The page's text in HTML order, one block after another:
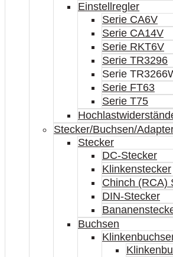
Einstellregler
Serie CA6V
Serie CA14V
Serie RKT6V
Serie TR3296
Serie
Serie FT63
Serie T75
Stecker/Buchsen/
Stecker
DC-Stecker
Klinkenstecker
Chinch (RCA)
DIN-Stecker
Buchsen